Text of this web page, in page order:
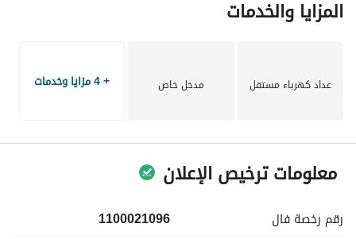
المزايا والخدمات
عداد كهرباء مستقل مدخل خاص + 4 مزايا وخدمات
معلومات ترخيص الإعلان
رقم رخصة فال
1100021096